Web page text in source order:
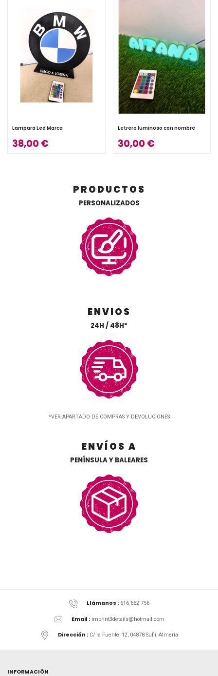
Lampara Led Marca
38,00 €
Letrero luminoso con nombre
30,00 €
PRODUCTOS
PERSONALIZADOS
ENVIOS
24H / 48H*
*VER APARTADO DE COMPRAS Y DEVOLUCIONES
ENVÍOS A
PENÍNSULA Y BALEARES
Llámanos : 616 662 756
Email : imprint3details@hotmail.com
Dirección : C/ la Fuente, 12, 04878 Suflí, Almería
INFORMACIÓN